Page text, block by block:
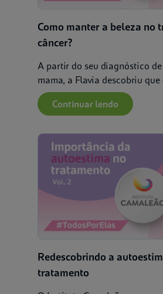
Como manter a beleza no
câncer?
A partir do seu diagnóstico
mama, a Flavia descobriu que
Continuar lendo
Redescobrindo a
tratamento